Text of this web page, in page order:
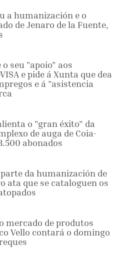
a humanización e o
de Jenaro de la Fuente,
seu "apoio" aos
e pide á Xunta que dea
e á "asistencia
o "gran éxito" da
de auga de Coia-
abonados
da humanización de
ata que se cataloguen os
mercado de produtos
Vello contará o domingo